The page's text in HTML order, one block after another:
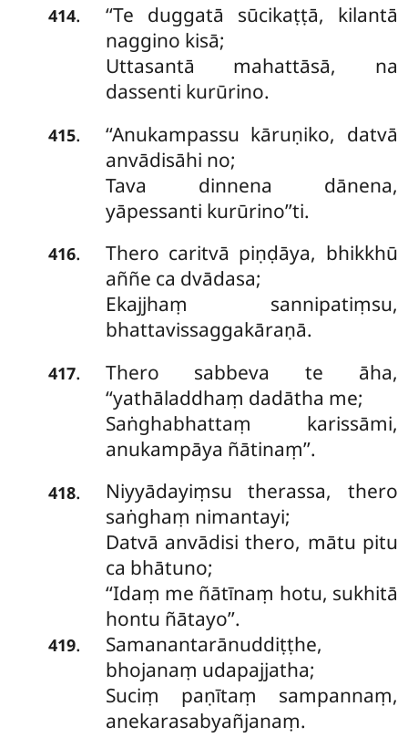
414.
‘‘Te duggatā sūcikaṭṭā, kilantā
naggino kisā;
Uttasantā mahattāsā, na
dassenti kurūrino.
415.
‘‘Anukampassu kāruṇiko, datvā
anvādisāhi no;
Tava dinnena dānena,
yāpessanti kurūrino’’ti.
416.
Thero caritvā piṇḍāya, bhikkhū
aññe ca dvādasa;
Ekajjhaṃ sannipatiṃsu,
bhattavissaggakāraṇā.
417.
Thero sabbeva te āha,
‘‘yathāladdhaṃ dadātha me;
Saṅghabhattaṃ karissāmi,
anukampāya ñātinaṃ’’.
418.
Niyyādayiṃsu therassa, thero
saṅghaṃ nimantayi;
Datvā anvādisi thero, mātu pitu
ca bhātuno;
‘‘Idaṃ me ñātīnaṃ hotu, sukhitā
hontu ñātayo’’.
419.
Samanantarānuddiṭṭhe,
bhojanaṃ udapajjatha;
Suciṃ paṇītaṃ sampannaṃ,
anekarasabyañjanaṃ.